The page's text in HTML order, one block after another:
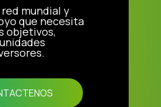
mundial y
que necesita
objetivos,